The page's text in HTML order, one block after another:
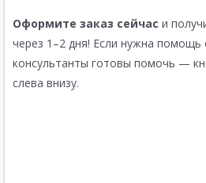
Оформите заказ сейчас и
через 1–2 дня! Если нужна
консультанты готовы помочь —
слева внизу.